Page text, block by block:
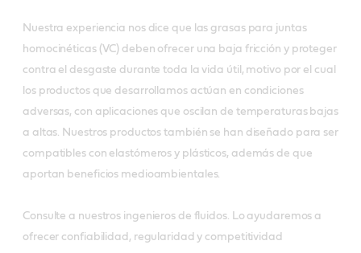
Nuestra experiencia nos dice que las grasas para juntas
homocinéticas (VC) deben ofrecer una baja fricción y proteger
contra el desgaste durante toda la vida útil, motivo por el cual
los productos que desarrollamos actúan en condiciones
adversas, con aplicaciones que oscilan de temperaturas bajas
a altas. Nuestros productos también se han diseñado para ser
compatibles con elastómeros y plásticos, además de que
aportan beneficios medioambientales.
Consulte a nuestros ingenieros de fluidos. Lo ayudaremos a
ofrecer confiabilidad, regularidad y competitividad